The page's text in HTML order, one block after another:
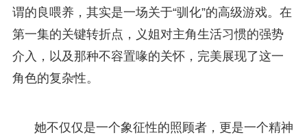
谓的良喂养，其实是一场关于“驯化”的高级游戏。在
第一集的关键转折点，义姐对主角生活习惯的强势
介入，以及那种不容置喙的关怀，完美展现了这一
角色的复杂性。
她不仅仅是一个象征性的照顾者，更是一个精神